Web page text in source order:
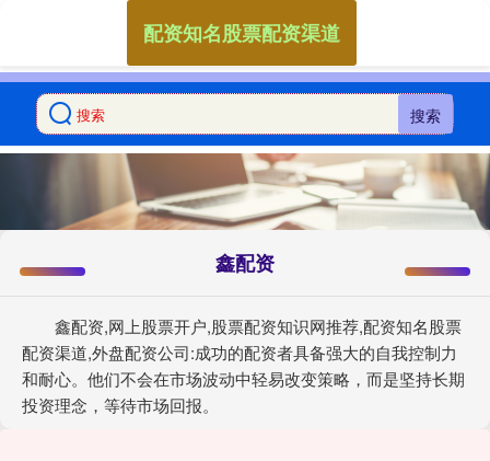
搜索
鑫配资
鑫配资,网上股票开户,股票配资知识网推荐,配资知名股票
配资渠道,外盘配资公司:成功的配资者具备强大的自我控制力
和耐心。他们不会在市场波动中轻易改变策略，而是坚持长期
投资理念，等待市场回报。
配资知名股票配资渠道